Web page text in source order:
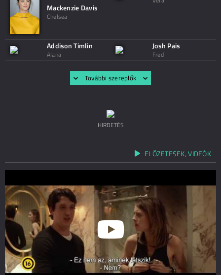
Mackenzie Davis
Chelsea
Addison Timlin
Alana
Josh Pais
Fred
További szereplők
HIRDETÉS
ELŐZETESEK, VIDEÓK